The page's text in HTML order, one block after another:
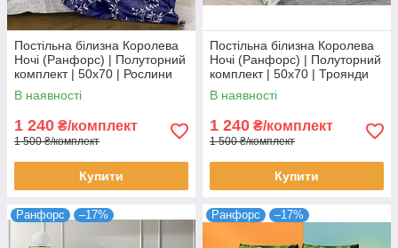
Постільна білизна Королева
Ночі (Ранфорс) | Полуторний
комплект | 50х70 | Рослини
на синьому
В наявності
1 240 ₴/комплект
1 500 ₴/комплект
Купити
Постільна білизна Королева
Ночі (Ранфорс) | Полуторний
комплект | 50х70 | Троянди
та орнамент на білому
В наявності
1 240 ₴/комплект
1 500 ₴/комплект
Купити
Ранфорс –17% Ранфорс –17%